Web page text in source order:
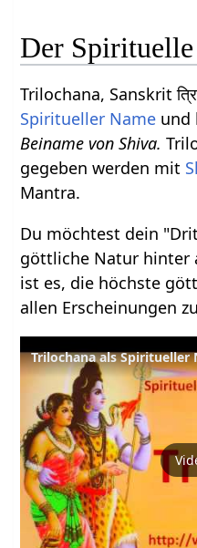
Der
Trilochana, Sanskrit
Spiritueller Name und
Beiname von Shiva.
gegeben werden mit
Mantra.
Du möchtest dein
göttliche Natur hinter
ist es, die höchste
allen Erscheinungen